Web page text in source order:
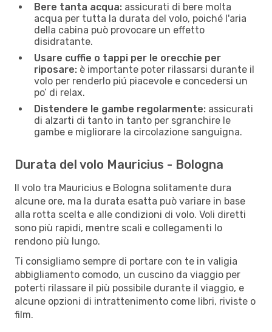
Bere tanta acqua: assicurati di bere molta
acqua per tutta la durata del volo, poiché l'aria
della cabina può provocare un effetto
disidratante.
Usare cuffie o tappi per le orecchie per
riposare: è importante poter rilassarsi durante il
volo per renderlo piú piacevole e concedersi un
po’ di relax.
Distendere le gambe regolarmente: assicurati
di alzarti di tanto in tanto per sgranchire le
gambe e migliorare la circolazione sanguigna.
Durata del volo Mauricius - Bologna
Il volo tra Mauricius e Bologna solitamente dura
alcune ore, ma la durata esatta può variare in base
alla rotta scelta e alle condizioni di volo. Voli diretti
sono più rapidi, mentre scali e collegamenti lo
rendono più lungo.
Ti consigliamo sempre di portare con te in valigia
abbigliamento comodo, un cuscino da viaggio per
poterti rilassare il più possibile durante il viaggio, e
alcune opzioni di intrattenimento come libri, riviste o
film.